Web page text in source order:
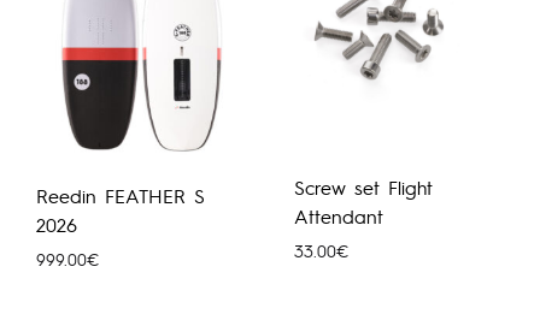
Reedin FEATHER S
2026
999.00€
Screw set Flight
Attendant
33.00€